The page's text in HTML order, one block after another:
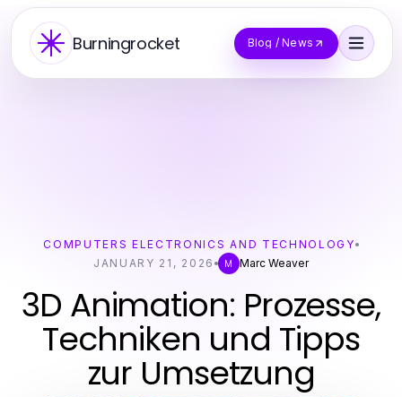
Burningrocket Blog / News
COMPUTERS ELECTRONICS AND TECHNOLOGY
JANUARY 21, 2026
M Marc Weaver
3D Animation: Prozesse,
Techniken und Tipps
zur Umsetzung